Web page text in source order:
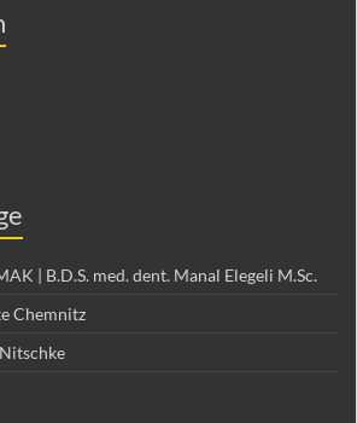
| B.D.S. med. dent. Manal Elegeli M.Sc.
Chemnitz